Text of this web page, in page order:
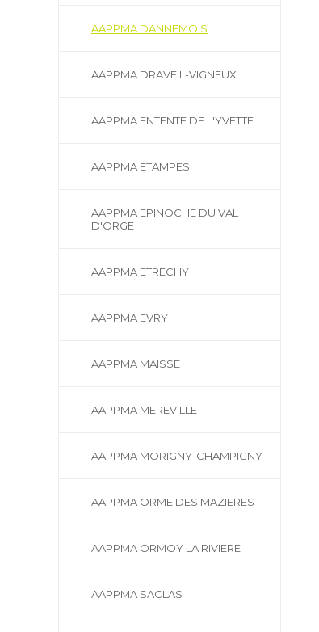
AAPPMA DANNEMOIS
AAPPMA DRAVEIL-VIGNEUX
AAPPMA ENTENTE DE L'YVETTE
AAPPMA ETAMPES
AAPPMA EPINOCHE DU VAL
D'ORGE
AAPPMA ETRECHY
AAPPMA EVRY
AAPPMA MAISSE
AAPPMA MEREVILLE
AAPPMA MORIGNY-CHAMPIGNY
AAPPMA ORME DES MAZIERES
AAPPMA ORMOY LA RIVIERE
AAPPMA SACLAS